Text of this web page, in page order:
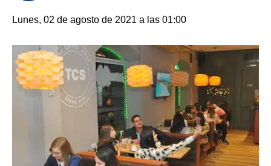
Lunes, 02 de agosto de 2021 a las 01:00